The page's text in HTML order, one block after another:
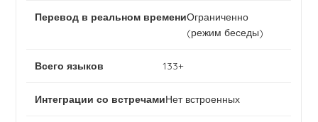
Ограниченно
(режим беседы)
133+
Нет встроенных